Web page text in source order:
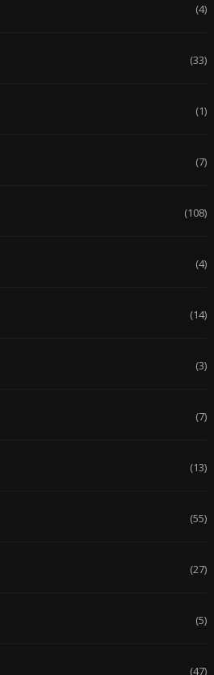
(4)
(33)
(1)
(7)
(108)
(4)
(14)
(3)
(7)
(13)
(55)
(27)
(5)
(47)